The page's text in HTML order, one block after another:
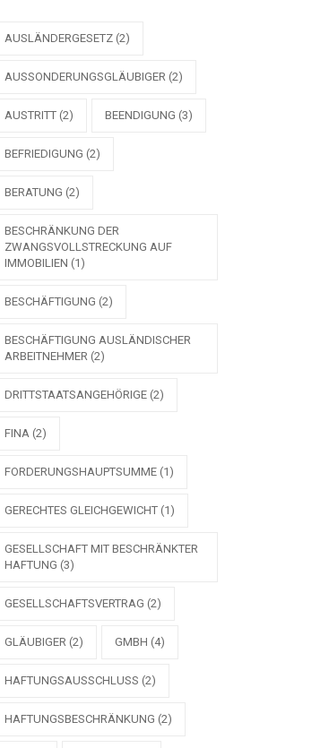
AUSLÄNDERGESETZ (2)
AUSSONDERUNGSGLÄUBIGER (2)
AUSTRITT (2) BEENDIGUNG (3)
BEFRIEDIGUNG (2)
BERATUNG (2)
BESCHRÄNKUNG DER
ZWANGSVOLLSTRECKUNG AUF
IMMOBILIEN (1)
BESCHÄFTIGUNG (2)
BESCHÄFTIGUNG AUSLÄNDISCHER
ARBEITNEHMER (2)
DRITTSTAATSANGEHÖRIGE (2)
FINA (2)
FORDERUNGSHAUPTSUMME (1)
GERECHTES GLEICHGEWICHT (1)
GESELLSCHAFT MIT BESCHRÄNKTER
HAFTUNG (3)
GESELLSCHAFTSVERTRAG (2)
GLÄUBIGER (2) GMBH (4)
HAFTUNGSAUSSCHLUSS (2)
HAFTUNGSBESCHRÄNKUNG (2)